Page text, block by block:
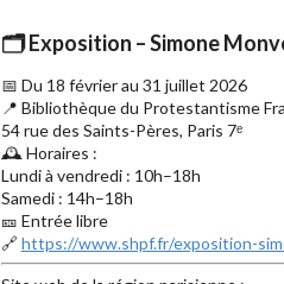
🗂 Exposition – Simone
📅 Du 18 février au 31 juillet 2026
📍 Bibliothèque du Protestantisme
54 rue des Saints-Pères, Paris 7ᵉ
🕰 Horaires :
Lundi à vendredi : 10h–18h
Samedi : 14h–18h
🎫 Entrée libre
🔗 https://www.shpf.fr/exposition-